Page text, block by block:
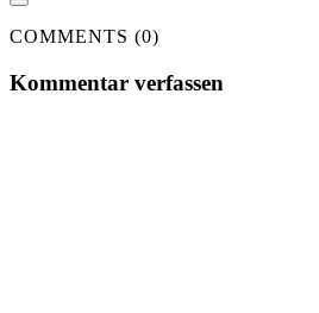
COMMENTS (0)
Kommentar verfassen